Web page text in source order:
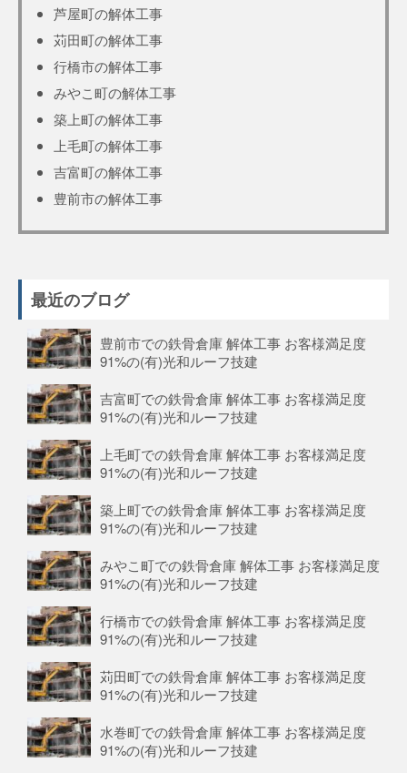
芦屋町の解体工事
苅田町の解体工事
行橋市の解体工事
みやこ町の解体工事
築上町の解体工事
上毛町の解体工事
吉富町の解体工事
豊前市の解体工事
最近のブログ
豊前市での鉄骨倉庫 解体工事 お客様満足度
91%の(有)光和ルーフ技建
吉富町での鉄骨倉庫 解体工事 お客様満足度
91%の(有)光和ルーフ技建
上毛町での鉄骨倉庫 解体工事 お客様満足度
91%の(有)光和ルーフ技建
築上町での鉄骨倉庫 解体工事 お客様満足度
91%の(有)光和ルーフ技建
みやこ町での鉄骨倉庫 解体工事 お客様満足度
91%の(有)光和ルーフ技建
行橋市での鉄骨倉庫 解体工事 お客様満足度
91%の(有)光和ルーフ技建
苅田町での鉄骨倉庫 解体工事 お客様満足度
91%の(有)光和ルーフ技建
水巻町での鉄骨倉庫 解体工事 お客様満足度
91%の(有)光和ルーフ技建